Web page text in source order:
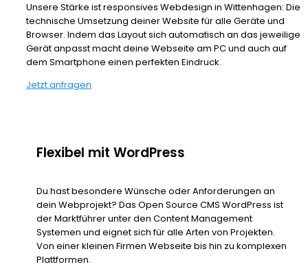
Unsere Stärke ist responsives Webdesign in Wittenhagen: Die
technische Umsetzung deiner Website für alle Geräte und
Browser. Indem das Layout sich automatisch an das jeweilige
Gerät anpasst macht deine Webseite am PC und auch auf
dem Smartphone einen perfekten Eindruck.
Jetzt anfragen
Flexibel mit WordPress
Du hast besondere Wünsche oder Anforderungen an
dein Webprojekt? Das Open Source CMS WordPress ist
der Marktführer unter den Content Management
Systemen und eignet sich für alle Arten von Projekten.
Von einer kleinen Firmen Webseite bis hin zu komplexen
Plattformen.